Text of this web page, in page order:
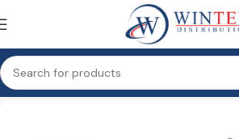
Surveillance & sécurité Contrôle d’accès